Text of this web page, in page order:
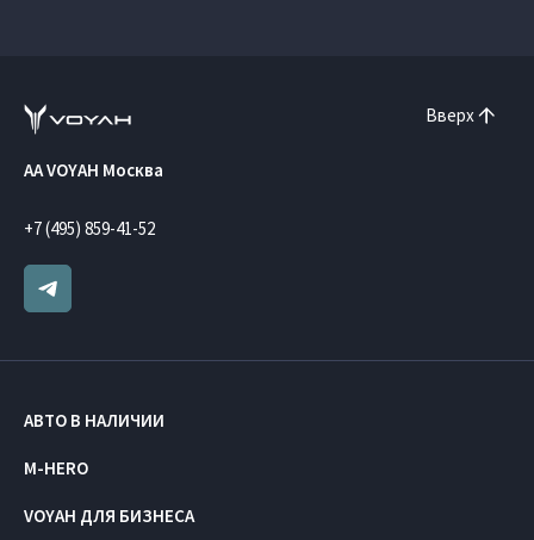
Вверх
AA VOYAH Москва
+7 (495) 859-41-52
АВТО В НАЛИЧИИ
M-HERO
VOYAH ДЛЯ БИЗНЕСА